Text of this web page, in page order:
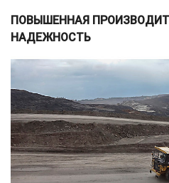
ПОВЫШЕННАЯ
НАДЕЖНОСТЬ